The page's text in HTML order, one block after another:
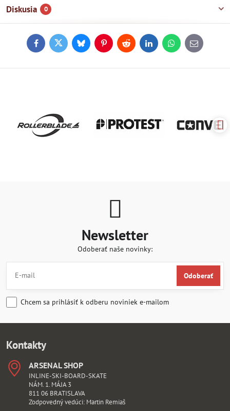
Diskusia 0
FacebookTwitterBlueskyPinterestReddit LinkedInWhatsApp
E-
mail
Newsletter
Odoberať naše novinky:
Odoberať
Chcem sa prihlásiť k odberu noviniek e-mailom
Kontakty
ARSENAL SHOP
INLINE-SKI-BOARD-SKATE
NÁM. 1. MÁJA 3
811 06 BRATISLAVA
Zodpovedný vedúci: Martin Remiaš